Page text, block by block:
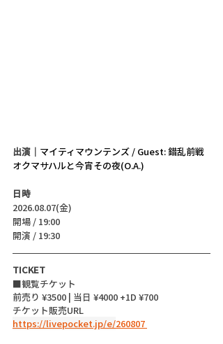
出演｜ マイティマウンテンズ / Guest: 錯乱前戦
オクマサハルと今宵その夜(O.A.)
日時
2026.08.07(金)
開場 / 19:00
開演 / 19:30
TICKET
■観覧チケット
前売り ¥3500 | 当日 ¥4000 +1D ¥700
チケット販売URL
https://livepocket.jp/e/260807